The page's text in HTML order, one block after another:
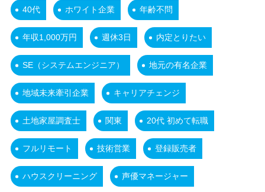
40代 ホワイト企業 年齢不問
年収1,000万円 週休3日 内定とりたい
SE（システムエンジニア） 地元の有名企業
地域未来牽引企業 キャリアチェンジ
土地家屋調査士 関東 20代 初めて転職
フルリモート 技術営業 登録販売者
ハウスクリーニング 声優マネージャー